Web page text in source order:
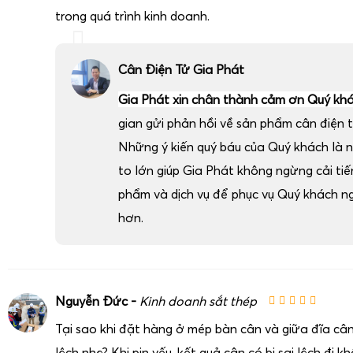
trong quá trình kinh doanh.
Cân Điện Tử Gia Phát
Gia Phát xin chân thành cảm ơn Quý
gian gửi phản hồi về sản phẩm cân điện
Những ý kiến quý báu của Quý khách là
to lớn giúp Gia Phát không ngừng cải
phẩm và dịch vụ để phục vụ Quý khách
hơn.
Nguyễn Đức - Kinh doanh sắt thép
Tại sao khi đặt hàng ở mép bàn cân và giữa đĩa